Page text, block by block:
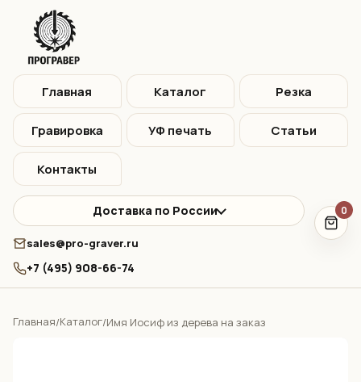
Главная Каталог Резка
Гравировка УФ печать Статьи
Контакты
Доставка по России
sales@pro-graver.ru
+7 (495) 908-66-74
0
Главная/Каталог/Имя Иосиф из дерева на заказ